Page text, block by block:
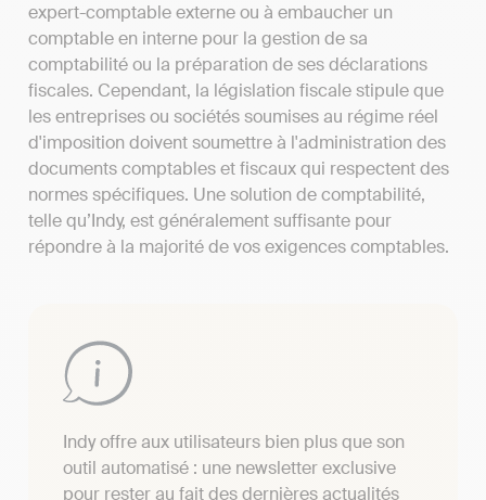
expert-comptable externe ou à embaucher un
comptable en interne pour la gestion de sa
comptabilité ou la préparation de ses déclarations
fiscales. Cependant, la législation fiscale stipule que
les entreprises ou sociétés soumises au régime réel
d'imposition doivent soumettre à l'administration des
documents comptables et fiscaux qui respectent des
normes spécifiques. Une solution de comptabilité,
telle qu’Indy, est généralement suffisante pour
répondre à la majorité de vos exigences comptables.
Indy offre aux utilisateurs bien plus que son
outil automatisé : une newsletter exclusive
pour rester au fait des dernières actualités